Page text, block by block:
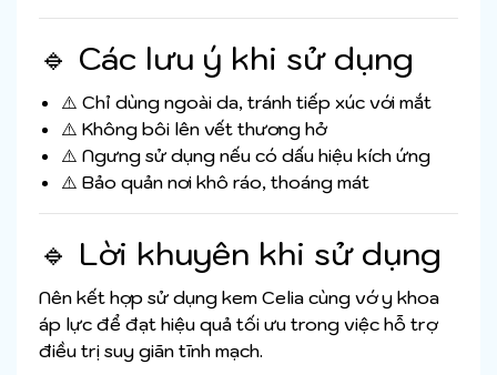
🔹 Các lưu ý khi sử dụng
⚠️ Chỉ dùng ngoài da, tránh tiếp xúc với mắt
⚠️ Không bôi lên vết thương hở
⚠️ Ngưng sử dụng nếu có dấu hiệu kích ứng
⚠️ Bảo quản nơi khô ráo, thoáng mát
🔹 Lời khuyên khi sử dụng
Nên kết hợp sử dụng kem Celia cùng vớ y khoa
áp lực để đạt hiệu quả tối ưu trong việc hỗ trợ
điều trị suy giãn tĩnh mạch.